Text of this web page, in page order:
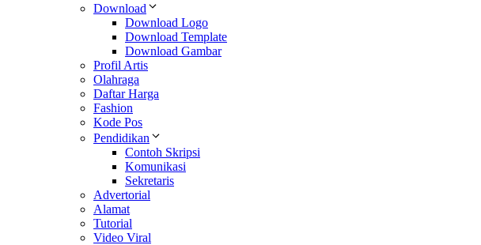
Download
Download Logo
Download Template
Download Gambar
Profil Artis
Olahraga
Daftar Harga
Fashion
Kode Pos
Pendidikan
Contoh Skripsi
Komunikasi
Sekretaris
Advertorial
Alamat
Tutorial
Video Viral